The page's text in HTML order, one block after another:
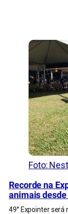
Foto:
Recorde na
animais
49° Expointer